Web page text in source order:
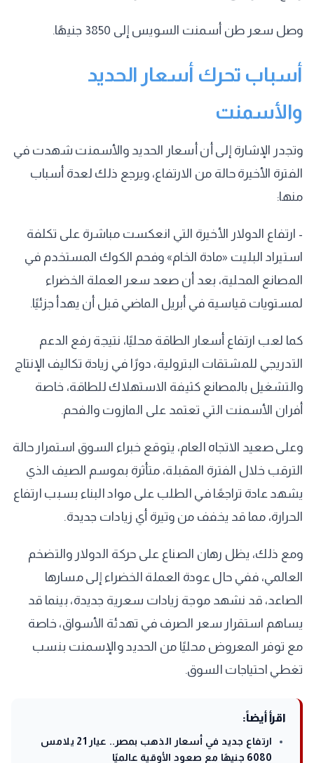
وصل سعر طن أسمنت السويس إلى 3850 جنيهًا.
أسباب تحرك أسعار الحديد
والأسمنت
وتجدر الإشارة إلى أن أسعار الحديد والأسمنت شهدت في
الفترة الأخيرة حالة من الارتفاع، ويرجع ذلك لعدة أسباب
منها:
- ارتفاع الدولار الأخيرة التي انعكست مباشرة على تكلفة
استيراد البليت «مادة الخام» وفحم الكوك المستخدم في
المصانع المحلية، بعد أن صعد سعر العملة الخضراء
لمستويات قياسية في أبريل الماضي قبل أن يهدأ جزئيًا.
كما لعب ارتفاع أسعار الطاقة محليًا، نتيجة رفع الدعم
التدريجي للمشتقات البترولية، دورًا في زيادة تكاليف الإنتاج
والتشغيل بالمصانع كثيفة الاستهلاك للطاقة، خاصة
أفران الأسمنت التي تعتمد على المازوت والفحم.
وعلى صعيد الاتجاه العام، يتوقع خبراء السوق استمرار حالة
الترقب خلال الفترة المقبلة، متأثرة بموسم الصيف الذي
يشهد عادة تراجعًا في الطلب على مواد البناء بسبب ارتفاع
الحرارة، مما قد يخفف من وتيرة أي زيادات جديدة.
ومع ذلك، يظل رهان الصناع على حركة الدولار والتضخم
العالمي، ففي حال عودة العملة الخضراء إلى مسارها
الصاعد، قد نشهد موجة زيادات سعرية جديدة، بينما قد
يساهم استقرار سعر الصرف في تهدئة الأسواق، خاصة
مع توفر المعروض محليًا من الحديد والإسمنت بنسب
تغطي احتياجات السوق.
اقرأ أيضاً:
ارتفاع جديد في أسعار الذهب بمصر.. عيار 21 يلامس
6080 جنيهًا مع صعود الأوقية عالميًا